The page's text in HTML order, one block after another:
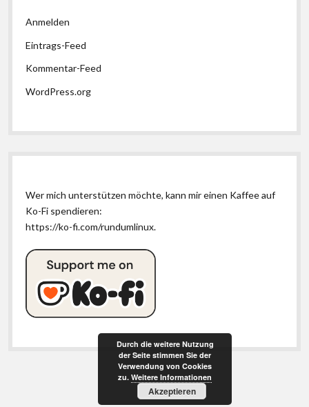
Anmelden
Eintrags-Feed
Kommentar-Feed
WordPress.org
Wer mich unterstützen möchte, kann mir einen Kaffee auf
Ko-Fi spendieren:
https://ko-fi.com/rundumlinux.
Durch die weitere Nutzung
der Seite stimmen Sie der
Verwendung von Cookies
zu. Weitere Informationen
Akzeptieren